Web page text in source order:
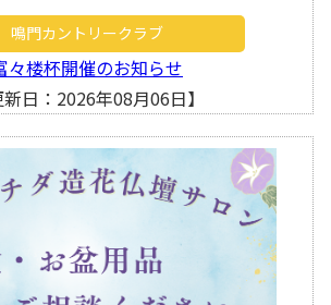
鳴門カントリークラブ
々楼杯開催のお知らせ
新日：2026年08月06日】